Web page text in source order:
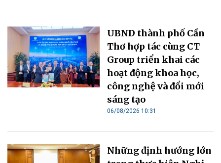
UBND thành phố Cần
Thơ hợp tác cùng CT
Group triển khai các
hoạt động khoa học,
công nghệ và đổi mới
sáng tạo
06/08/2026 10:31
Những định hướng lớn